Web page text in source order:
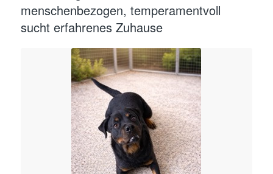
menschenbezogen, temperamentvoll
sucht erfahrenes Zuhause